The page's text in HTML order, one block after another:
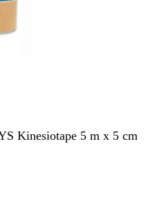
Kinesiotape 5 m x 5 cm